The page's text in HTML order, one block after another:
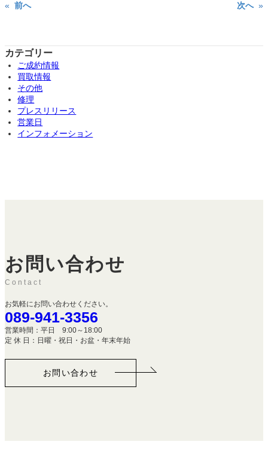
« 前へ 次へ »
カテゴリー
ご成約情報
買取情報
その他
修理
プレスリリース
営業日
インフォメーション
お問い合わせ
Contact
お気軽にお問い合わせください。
089-941-3356
営業時間：平日 9:00～18:00
定 休 日：日曜・祝日・お盆・年末年始
お問い合わせ